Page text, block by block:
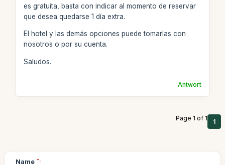
es gratuita, basta con indicar al momento de reservar
que desea quedarse 1 día extra.
El hotel y las demás opciones puede tomarlas con
nosotros o por su cuenta.
Saludos.
Antwort
Page 1 of 1 1
Name *: